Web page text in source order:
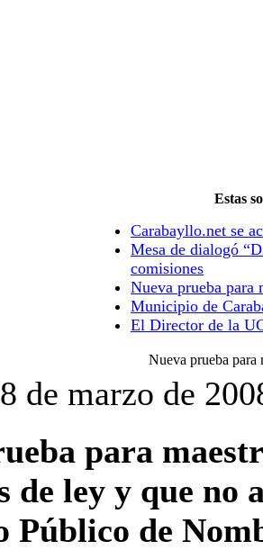
Estas
Carabayllo.net se
Mesa de dialogó
comisiones
Nueva prueba para
Municipio de
El Director de la
Nueva prueba para
de marzo de
para
de ley y que no
Público de